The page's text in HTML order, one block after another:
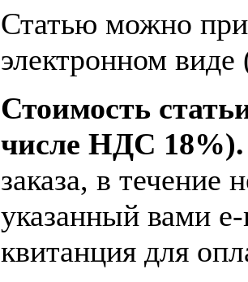
Статью можно
электронном виде
Стоимость
числе НДС
заказа, в течение
указанный вами
квитанция для